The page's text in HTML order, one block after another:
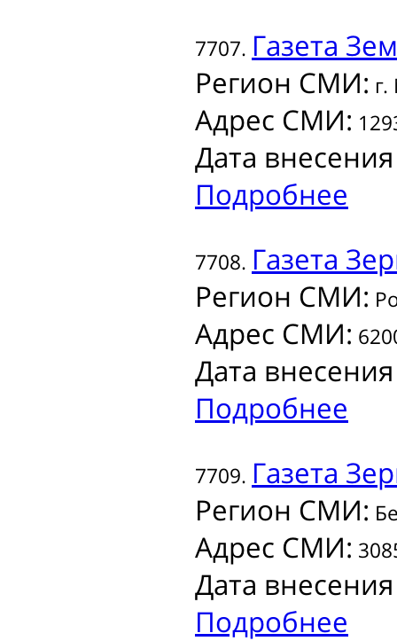
7707. Газета
Регион СМИ:
Адрес СМИ:
Дата
Подробнее
7708. Газета
Регион СМИ:
Адрес СМИ:
Дата
Подробнее
7709. Газета
Регион СМИ:
Адрес СМИ:
Дата
Подробнее